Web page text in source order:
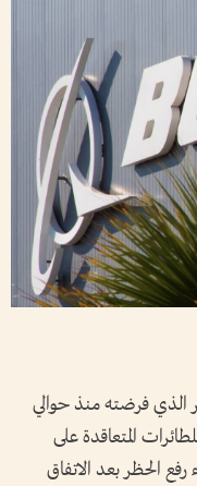
فرضته منذ حوالي
المتعاقدة على
الحظر بعد الاتفاق